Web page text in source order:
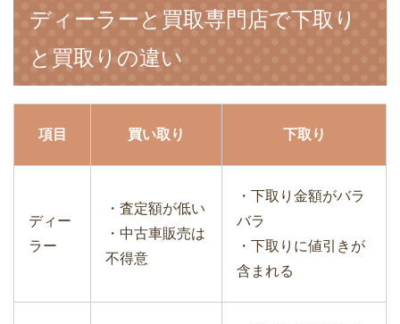
ディーラーと買取専門店で下取り
と買取りの違い
項目 買い取り 下取り
ディー
ラー
・査定額が低い
・中古車販売は
不得意
・下取り金額がバラ
バラ
・下取りに値引きが
含まれる